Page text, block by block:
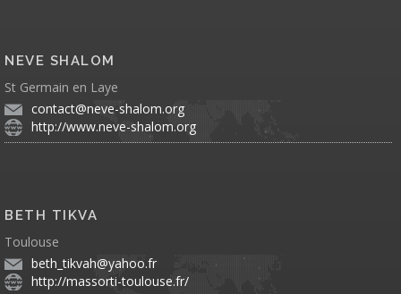
NEVE SHALOM
St Germain en Laye
contact@neve-shalom.org
http://www.neve-shalom.org
BETH TIKVA
Toulouse
beth_tikvah@yahoo.fr
http://massorti-toulouse.fr/